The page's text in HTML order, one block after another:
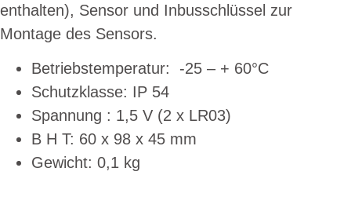
enthalten), Sensor und Inbusschlüssel zur
Montage des Sensors.
Betriebstemperatur: -25 – + 60°C
Schutzklasse: IP 54
Spannung : 1,5 V (2 x LR03)
B H T: 60 x 98 x 45 mm
Gewicht: 0,1 kg